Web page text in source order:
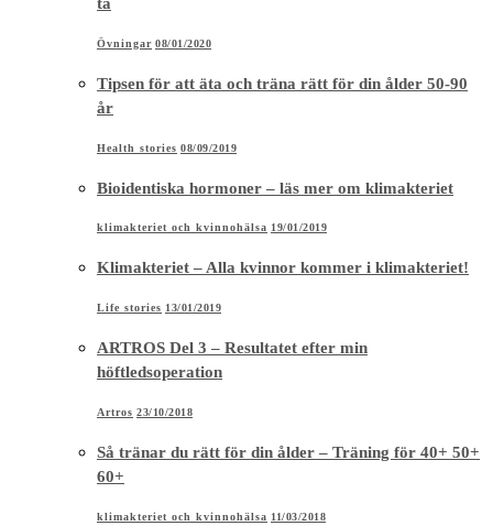
Övningar 08/01/2020
Tipsen för att äta och träna rätt för din ålder 50-90
år
Health stories 08/09/2019
Bioidentiska hormoner – läs mer om klimakteriet
klimakteriet och kvinnohälsa 19/01/2019
Klimakteriet – Alla kvinnor kommer i klimakteriet!
Life stories 13/01/2019
ARTROS Del 3 – Resultatet efter min
höftledsoperation
Artros 23/10/2018
Så tränar du rätt för din ålder – Träning för 40+ 50+
60+
klimakteriet och kvinnohälsa 11/03/2018